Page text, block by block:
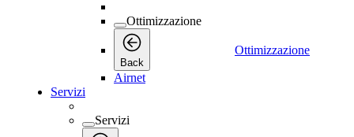
Ottimizzazione
Back
Ottimizzazione
Airnet
Servizi
Servizi